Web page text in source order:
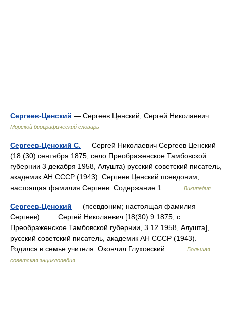
Сергеев-Ценский — Сергеев Ценский, Сергей Николаевич …
Морской биографический словарь
Сергеев-Ценский С. — Сергей Николаевич Сергеев Ценский
(18 (30) сентября 1875, село Преображенское Тамбовской
губернии 3 декабря 1958, Алушта) русский советский писатель,
академик АН СССР (1943). Сергеев Ценский псевдоним;
настоящая фамилия Сергеев. Содержание 1… …
Википедия
Сергеев-Ценский — (псевдоним; настоящая фамилия
Сергеев) Сергей Николаевич [18(30).9.1875, с.
Преображенское Тамбовской губернии, 3.12.1958, Алушта],
русский советский писатель, академик АН СССР (1943).
Родился в семье учителя. Окончил Глуховский… …
Большая
советская энциклопедия